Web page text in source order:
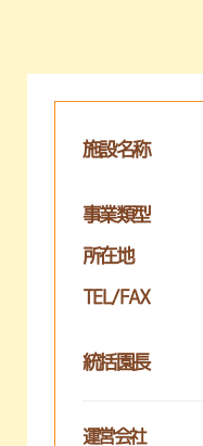
施設名称
事業類型
所在地
TEL/FAX
統括園長
運営会社